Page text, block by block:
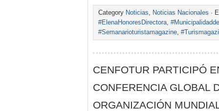
Category Noticias, Noticias Nacionales ·
#ElenaHonoresDirectora,
#Semanarioturistamagazine,
CENFOTUR PARTICIPÓ
CONFERENCIA GLOBAL
ORGANIZACIÓN